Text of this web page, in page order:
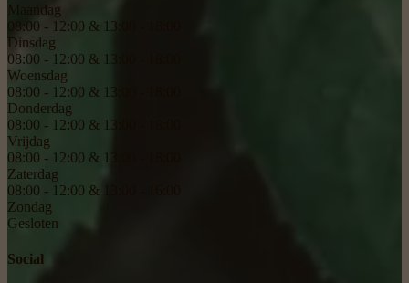
Maandag
08:00 - 12:00 & 13:00 - 18:00
Dinsdag
08:00 - 12:00 & 13:00 - 18:00
Woensdag
08:00 - 12:00 & 13:00 - 18:00
Donderdag
08:00 - 12:00 & 13:00 - 18:00
Vrijdag
08:00 - 12:00 & 13:00 - 18:00
Zaterdag
08:00 - 12:00 & 13:00 - 16:00
Zondag
Gesloten
Social